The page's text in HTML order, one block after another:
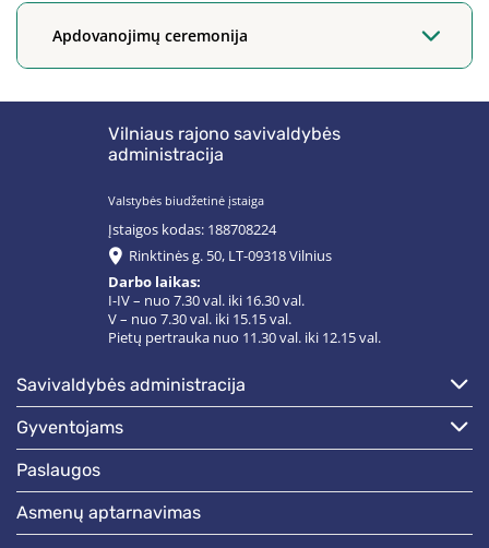
Apdovanojimų ceremonija
Vilniaus rajono savivaldybės
administracija
Valstybės biudžetinė įstaiga
Įstaigos kodas: 188708224
Rinktinės g. 50, LT-09318 Vilnius
Darbo laikas:
I-IV – nuo 7.30 val. iki 16.30 val.
V – nuo 7.30 val. iki 15.15 val.
Pietų pertrauka nuo 11.30 val. iki 12.15 val.
savivaldybės administracija
gyventojams
paslaugos
asmenų aptarnavimas